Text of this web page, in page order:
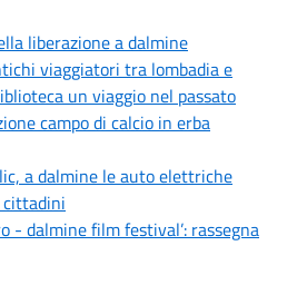
liberazione a dalmine
viaggiatori tra lombadia e
un viaggio nel passato
campo di calcio in erba
a dalmine le auto elettriche
cittadini
- dalmine film festival’: rassegna